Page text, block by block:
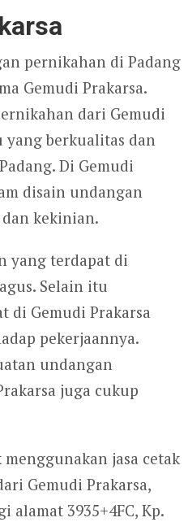
pernikahan di Padang
Gemudi Prakarsa.
dari Gemudi
yang berkualitas dan
Di Gemudi
disain undangan
kekinian.
yang terdapat di
Selain itu
di Gemudi Prakarsa
pekerjaannya.
undangan
juga cukup
jasa cetak
Gemudi Prakarsa,
alamat 3935+4FC, Kp.